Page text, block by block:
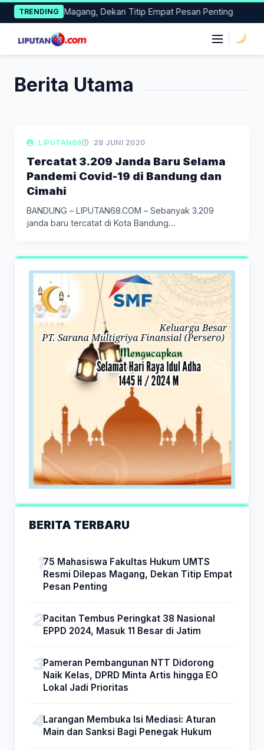
Skip
to
content
TRENDING
Dilepas Magang, Dekan Titip Empat Pesan Penting
Berita Utama
LIPUTAN BERITA
LIPUTAN68 28 JUNI 2020
Tercatat 3.209 Janda Baru Selama
Pandemi Covid-19 di Bandung dan
Cimahi
BANDUNG – LIPUTAN68.COM – Sebanyak 3.209
janda baru tercatat di Kota Bandung…
BERITA TERBARU
75 Mahasiswa Fakultas Hukum UMTS
Resmi Dilepas Magang, Dekan Titip Empat
Pesan Penting
Pacitan Tembus Peringkat 38 Nasional
EPPD 2024, Masuk 11 Besar di Jatim
Pameran Pembangunan NTT Didorong
Naik Kelas, DPRD Minta Artis hingga EO
Lokal Jadi Prioritas
Larangan Membuka Isi Mediasi: Aturan
Main dan Sanksi Bagi Penegak Hukum